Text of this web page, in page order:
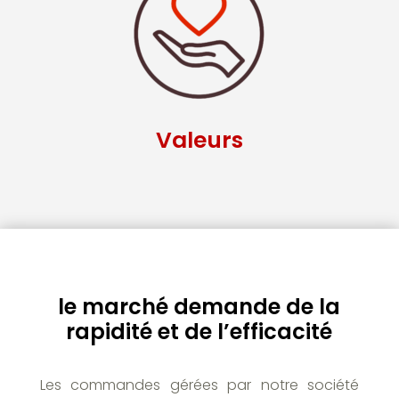
Valeurs
le marché demande de la
rapidité et de l’efficacité
Les commandes gérées par notre société